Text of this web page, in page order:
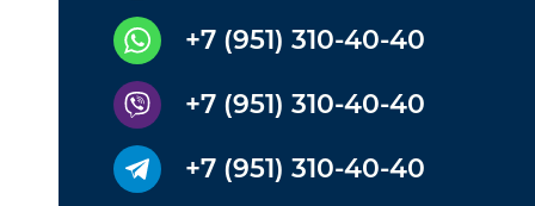
+7 (951) 310-40-40
+7 (951) 310-40-40
+7 (951) 310-40-40